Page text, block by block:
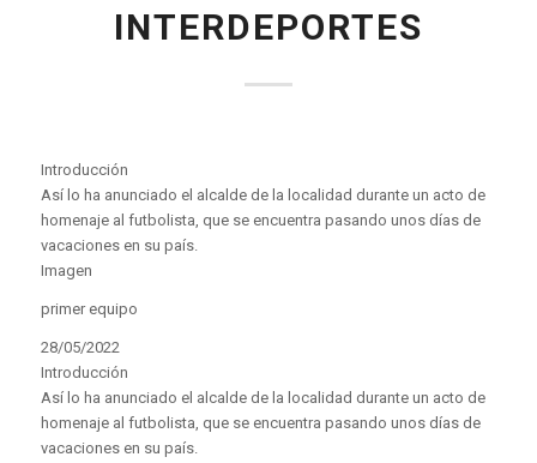
INTERDEPORTES
Introducción
Así lo ha anunciado el alcalde de la localidad durante un acto de
homenaje al futbolista, que se encuentra pasando unos días de
vacaciones en su país.
Imagen
primer equipo
28/05/2022
Introducción
Así lo ha anunciado el alcalde de la localidad durante un acto de
homenaje al futbolista, que se encuentra pasando unos días de
vacaciones en su país.